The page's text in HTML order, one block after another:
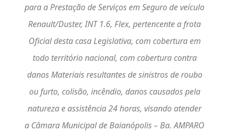
para a Prestação de Serviços em Seguro de veículo
Renault/Duster, INT 1.6, Flex, pertencente a frota
Oficial desta casa Legislativa, com cobertura em
todo território nacional, com cobertura contra
danos Materiais resultantes de sinistros de roubo
ou furto, colisão, incêndio, danos causados pela
natureza e assistência 24 horas, visando atender
a Câmara Municipal de Baianópolis – Ba. AMPARO